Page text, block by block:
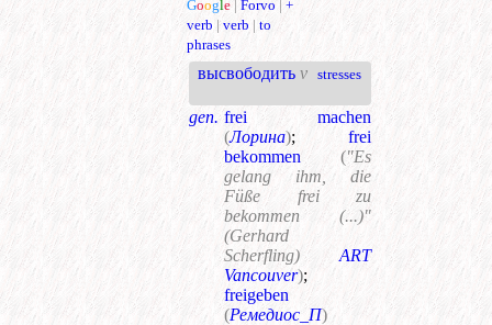
Google | Forvo | +
verb | verb | to
phrases
высвободить v stresses
gen. frei machen
(Лорина); frei
bekommen
("Es
gelang ihm, die
Füße frei zu
bekommen (...)"
(Gerhard
Scherfling)
ART
Vancouver);
freigeben
(Ремедиос_П)